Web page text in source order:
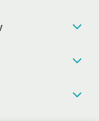
έφτασε!